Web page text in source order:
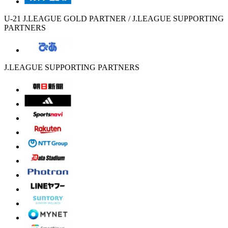
U-21 J.LEAGUE GOLD PARTNER / J.LEAGUE SUPPORTING
PARTNERS
J.LEAGUE SUPPORTING PARTNERS